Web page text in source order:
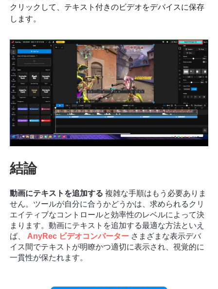
1。
クリックして、テキスト付きのビデオをデバイスに保存
します。
結論
動画にテキストを追加する 複雑な手順はもう必要ありま
せん。ツールが自分に合うかどうかは、求められるクリ
エイティブなコントロールと効率性のレベルによって決
まります。動画にテキストを追加する最適な方法といえ
ば、 AnyRec ビデオコンバーター さまざまな表示デバ
イス間でテキストが明瞭かつ適切に表示され、視覚的に
一貫性が保たれます。